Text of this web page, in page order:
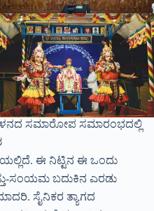
ಸಮಾರೋಪ ಸಮಾರಂಭದಲ್ಲಿ
ಈ ನಿಟ್ಟಿನ ಈ ಒಂದು
ಸಂಯಮ ಬದುಕಿನ ಎರಡು
ಸೈನಿಕರ ತ್ಯಾಗದ